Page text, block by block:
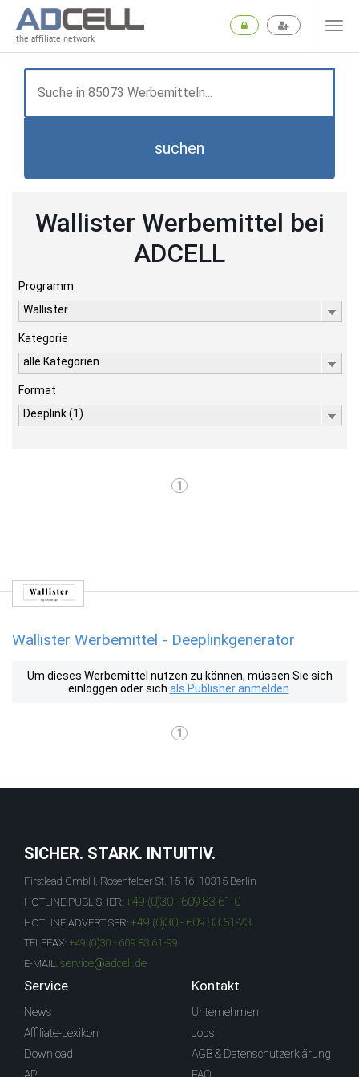
the affiliate network
suchen
Wallister Werbemittel bei
ADCELL
Programm
Wallister
Kategorie
alle Kategorien
Format
Deeplink (1)
1
Wallister Werbemittel - Deeplinkgenerator
Um dieses Werbemittel nutzen zu können, müssen Sie sich
einloggen oder sich als Publisher anmelden
1
SICHER. STARK. INTUITIV.
Firstlead GmbH, Rosenfelder St. 15-16, 10315 Berlin
HOTLINE PUBLISHER: +49 (0)30 - 609 83 61-0
HOTLINE ADVERTISER: +49 (0)30 - 609 83 61-23
TELEFAX: +49 (0)30 - 609 83 61-99
E-MAIL: service@adcell.de
Service
News
Affiliate-Lexikon
Download
Kontakt
Unternehmen
Jobs
AGB & Datenschutzerklärung